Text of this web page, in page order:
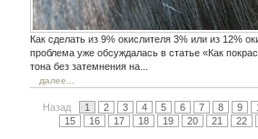
Как сделать из 9% окислителя 3% или из 12%
проблема уже обсуждалась в статье «Как
тона без затемнения на...
далее...
Назад 1 2 3 4 5 6 7 8 9
15
16 17 18 19 20 21 22